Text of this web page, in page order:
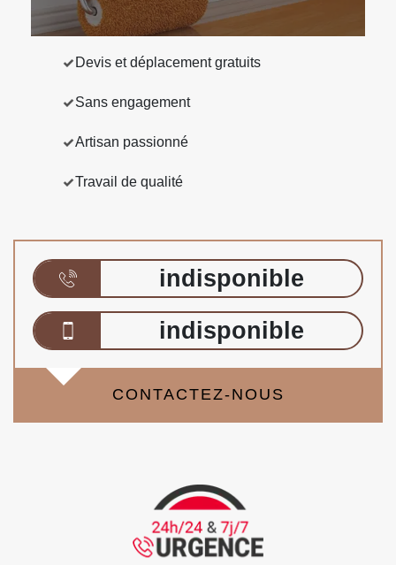
Devis et déplacement gratuits
Sans engagement
Artisan passionné
Travail de qualité
indisponible
indisponible
CONTACTEZ-NOUS